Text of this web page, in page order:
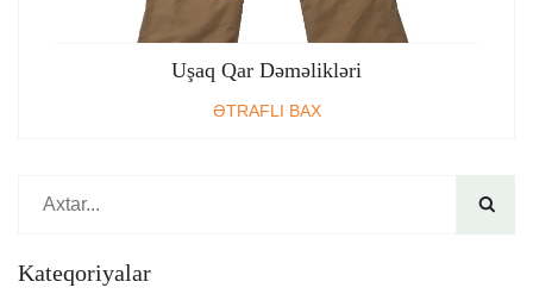
Uşaq Qar Dəməlikləri
ƏTRAFLI BAX

Kateqoriyalar